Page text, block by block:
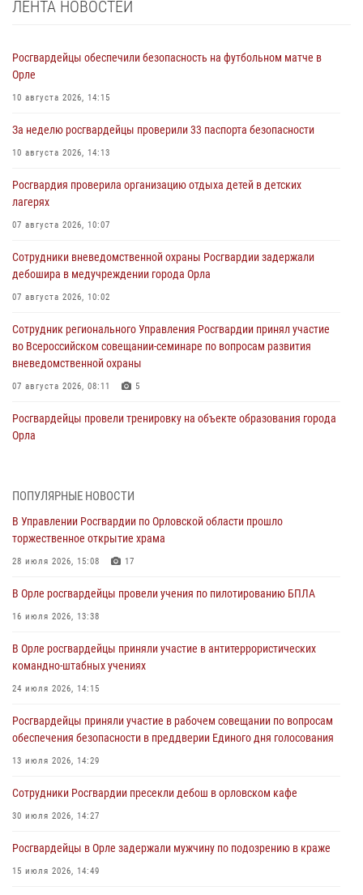
ЛЕНТА НОВОСТЕЙ
Росгвардейцы обеспечили безопасность на футбольном матче в
Орле
10 августа 2026, 14:15
За неделю росгвардейцы проверили 33 паспорта безопасности
10 августа 2026, 14:13
Росгвардия проверила организацию отдыха детей в детских
лагерях
07 августа 2026, 10:07
Сотрудники вневедомственной охраны Росгвардии задержали
дебошира в медучреждении города Орла
07 августа 2026, 10:02
Сотрудник регионального Управления Росгвардии принял участие
во Всероссийском совещании-семинаре по вопросам развития
вневедомственной охраны
07 августа 2026, 08:11 5
Росгвардейцы провели тренировку на объекте образования города
Орла
Росгвардейцы обеспечили безопасность мероприятий в честь Дня
06 августа 2026, 14:07
Начальник регионального Управления Росгвардии принял участие в
05 августа 2026, 13:16
первое полугодие
05 августа 2026, 13:12
совершении противоправных действий
ПОПУЛЯРНЫЕ НОВОСТИ
В Управлении Росгвардии по Орловской области прошло
торжественное открытие храма
28 июля 2026, 15:08 17
В Орле росгвардейцы провели учения по пилотированию БПЛА
16 июля 2026, 13:38
В Орле росгвардейцы приняли участие в антитеррористических
командно-штабных учениях
24 июля 2026, 14:15
Росгвардейцы приняли участие в рабочем совещании по вопросам
обеспечения безопасности в преддверии Единого дня голосования
13 июля 2026, 14:29
Сотрудники Росгвардии пресекли дебош в орловском кафе
30 июля 2026, 14:27
Росгвардейцы в Орле задержали мужчину по подозрению в краже
15 июля 2026, 14:49